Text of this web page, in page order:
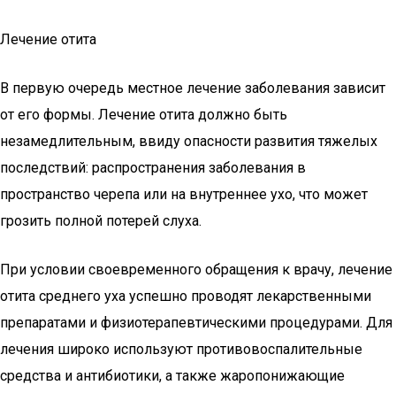
Лечение отита
В первую очередь местное лечение заболевания зависит
от его формы. Лечение отита должно быть
незамедлительным, ввиду опасности развития тяжелых
последствий: распространения заболевания в
пространство черепа или на внутреннее ухо, что может
грозить полной потерей слуха.
При условии своевременного обращения к врачу, лечение
отита среднего уха успешно проводят лекарственными
препаратами и физиотерапевтическими процедурами. Для
лечения широко используют противовоспалительные
средства и антибиотики, а также жаропонижающие